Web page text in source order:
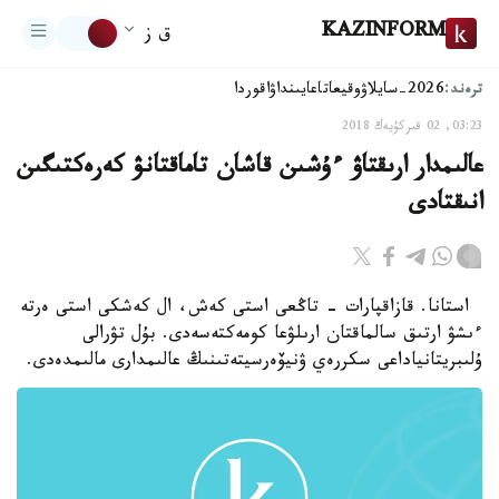
KAZINFORM ق ز
ترەند:2026-سايلاۋ وقيعاتاعايىنداۋاقوردا
03:23, 02 قىركۇيەك 2018
عالىمدار ارىقتاۋ ءۇشىن قاشان تاماقتانۋ كەرەكتىگىن
انىقتادى
استانا. قازاقپارات - تاڭعى استى كەش، ال كەشكى استى ەرتە
ءىشۋ ارتىق سالماقتان ارىلۋعا كومەكتەسەدى. بۇل تۋرالى
ۇلىبريتانياداعى سكررەي ۋنيۆەرسيتەتىنىڭ عالىمدارى مالىمدەدى.